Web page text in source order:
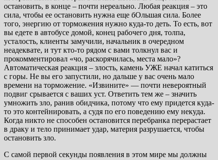
остановить, в конце – почти нереально. Любая реакция – это
сила, чтобы ее остановить нужна еще бОльшая сила. Более
того, энергию от торможения нужно куда-то деть. То есть, вот
вы едете в автобусе домой, конец рабочего дня, толпа,
усталость, клиенты замучили, начальник в очередном
неадеквате, и тут кто-то рядом с вами толкнул вас и
прокомментировал «чо, раскорячилась, места мало»?
Автоматическая реакция – злость, камень УЖЕ начал катиться
с горы. Не вы его запустили, но дальше у вас очень мало
времени на торможение. «Извините» — почти невероятный
подвиг срывается с ваших уст. Ответить тем же – значить
умножить зло, ранив обидчика, потому что ему придется куда-
то это контейнировать, а судя по его поведению ему некуда.
Когда никто не способен остановится перебранка перерастает
в драку и тело принимает удар, материя разрушается, чтобы
остановить зло.
С самой первой секунды появления в этом мире мы должны